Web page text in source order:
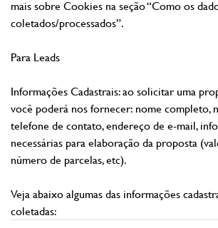
mais sobre Cookies na seção “Como os
coletados/processados”.
Para Leads
Informações Cadastrais: ao solicitar uma
você poderá nos fornecer: nome completo,
telefone de contato, endereço de e-mail,
necessárias para elaboração da proposta
número de parcelas, etc).
Veja abaixo algumas das informações
coletadas: